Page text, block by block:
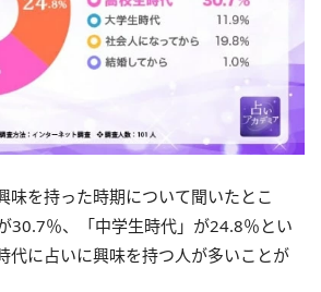
味を持った時期について聞いたとこ
30.7％、「中学生時代」が24.8％とい
代に占いに興味を持つ人が多いことが